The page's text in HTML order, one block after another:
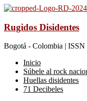
Rugidos Disidentes
Bogotá - Colombia | ISSN
Inicio
Súbele al rock
Huellas disidentes
71 Decibeles